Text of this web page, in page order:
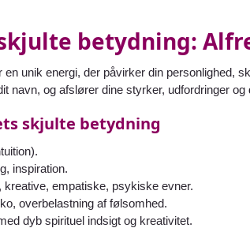
betydning:
unik energi, der påvirker din personlighed,
navn, og afslører dine styrker, udfordringer og
skjulte betydning
inspiration.
empatiske, psykiske evner.
overbelastning af følsomhed.
dyb spirituel indsigt og kreativitet.